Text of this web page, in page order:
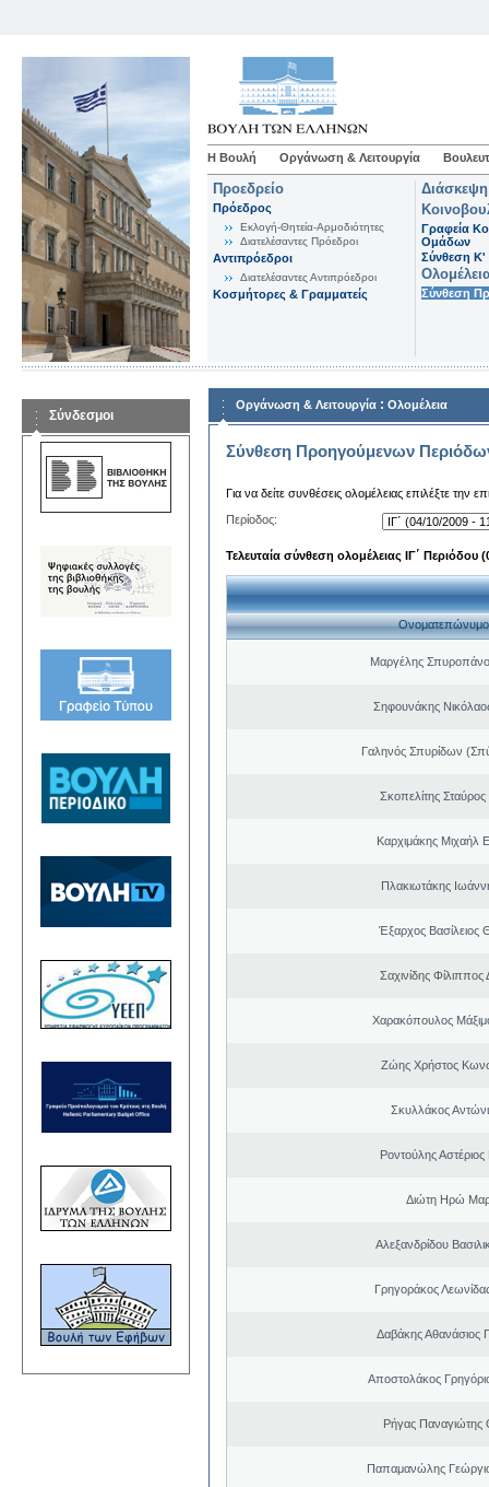
Η Βουλή Οργάνωση & Λειτουργία
Προεδρείο
Πρόεδρος
Εκλογή-Θητεία-Αρμοδιότητες
Διατελέσαντες Πρόεδροι
Αντιπρόεδροι
Διατελέσαντες Αντιπρόεδροι
Κοσμήτορες & Γραμματείς
Γραφεία
Ομάδων
Σύνθεση K'
Σύνθεση
Σύνδεσμοι
Οργάνωση & Λειτουργία : Ολομέλεια
Σύνθεση Προηγούμενων
Για να δείτε συνθέσεις ολομέλειας επιλέξτε την
Περίοδος:
Τελευταία σύνθεση ολομέλειας ΙΓ΄ Περιόδου
Ονοματεπώνυμο
Μαργέλης
Σηφουνάκης
Γαληνός Σπυρίδων
Σκοπελίτης
Καρχιμάκης Μιχαήλ
Πλακιωτάκης
Έξαρχος Βασίλειος
Σαχινίδης Φίλιππος
Χαρακόπουλος
Ζώης Χρήστος
Σκυλλάκος
Ροντούλης
Διώτη Ηρώ
Αλεξανδρίδου
Γρηγοράκος
Δαβάκης Αθανάσιος
Αποστολάκος
Ρήγας Παναγιώτης
Παπαμανώλης